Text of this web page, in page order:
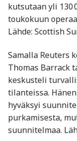
kutsutaan yli 130
toukokuun
Lähde: Scottish
Samalla Reuters
Thomas Barrack
keskusteli
tilanteissa.
hyväksyi
purkamisesta,
suunnitelmaa.